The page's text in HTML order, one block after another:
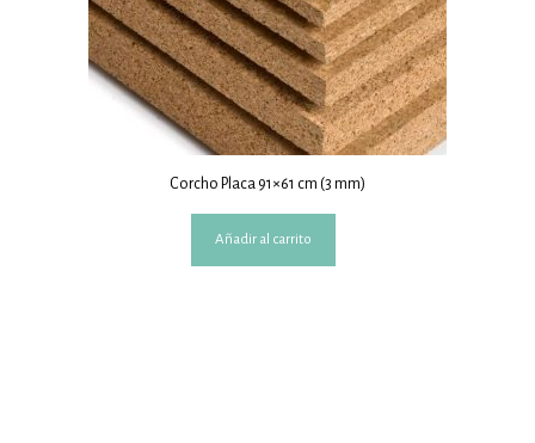
Corcho Placa 91×61 cm (3 mm)
Añadir al carrito